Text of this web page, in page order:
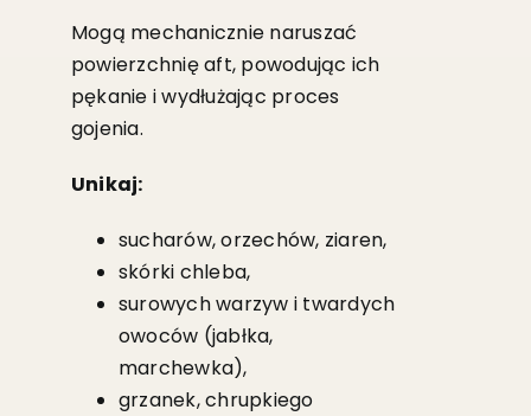
Mogą mechanicznie naruszać
powierzchnię aft, powodując ich
pękanie i wydłużając proces
gojenia.
Unikaj:
sucharów, orzechów, ziaren,
skórki chleba,
surowych warzyw i twardych
owoców (jabłka,
marchewka),
grzanek, chrupkiego